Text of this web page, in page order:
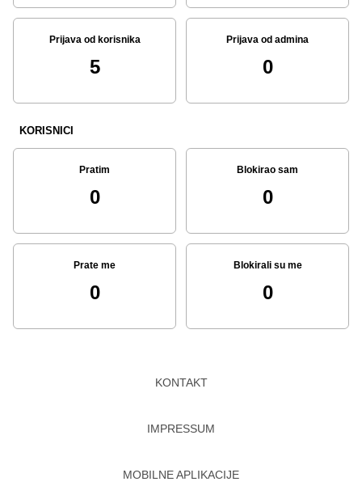
Prijava od korisnika
5
Prijava od admina
0
KORISNICI
Pratim
0
Blokirao sam
0
Prate me
0
Blokirali su me
0
KONTAKT
IMPRESSUM
MOBILNE APLIKACIJE